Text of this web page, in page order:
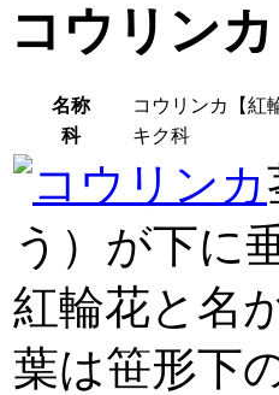
コウリンカ
名称
コウリンカ【紅
科
キク科
う）が下に
紅輪花と名
葉は笹形下